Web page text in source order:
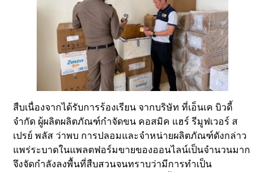
สืบเนื่องจากได้รับการร้องเรียน จากบริษัท ที่เอ็นเค บิวดี้
จำกัด ผู้ผลิตผลิตภัณฑ์กำจัดขน คอสมิค แฮร์ รีมูฟเวอร์ ส
เปรย์ พลัส ว่าพบ การปลอมและจำหน่ายผลิตภัณฑ์ดังกล่าว
แพร่ระบาดในแพลตฟอร์มขายของออนไลน์เป็นจำนวนมาก
จึงจัดกำลังลงพื้นที่สืบสวนจนทราบว่ามีการทำเป็น